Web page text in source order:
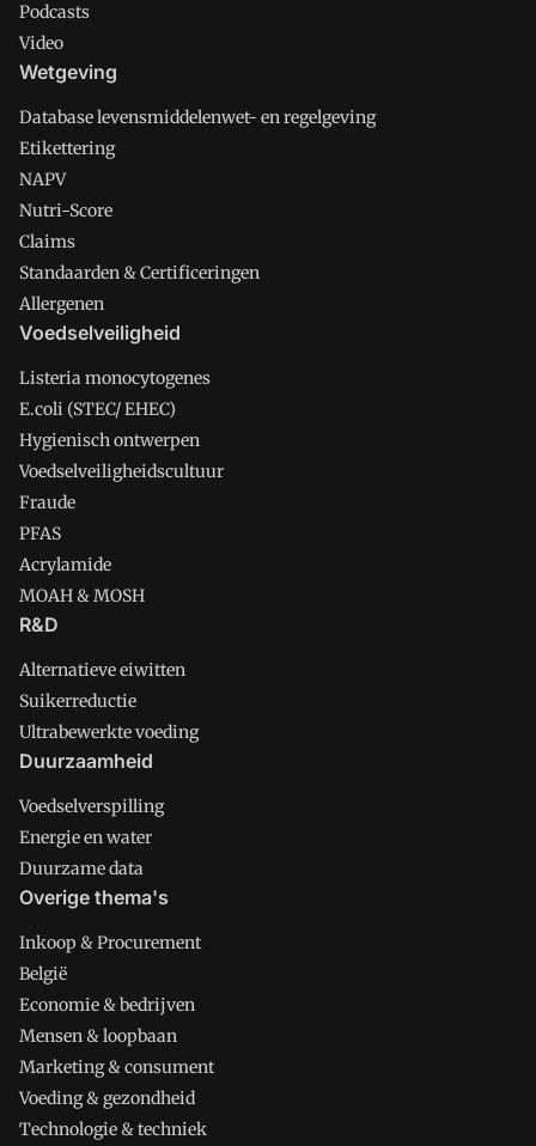
Podcasts
Video
Wetgeving
Database levensmiddelenwet- en regelgeving
Etikettering
NAPV
Nutri-Score
Claims
Standaarden & Certificeringen
Allergenen
Voedselveiligheid
Listeria monocytogenes
E.coli (STEC/ EHEC)
Hygienisch ontwerpen
Voedselveiligheidscultuur
Fraude
PFAS
Acrylamide
MOAH & MOSH
R&D
Alternatieve eiwitten
Suikerreductie
Ultrabewerkte voeding
Duurzaamheid
Voedselverspilling
Energie en water
Duurzame data
Overige thema's
Inkoop & Procurement
België
Economie & bedrijven
Mensen & loopbaan
Marketing & consument
Voeding & gezondheid
Technologie & techniek